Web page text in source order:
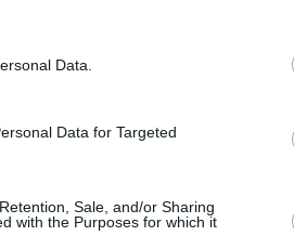
Data.
Data for Targeted
Sale, and/or Sharing
with the Purposes for which it